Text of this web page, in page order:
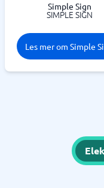
Simple Sign
SIMPLE SIGN
Les mer om Simple